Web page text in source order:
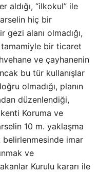
aldığı, “ilkokul” ile
hiç bir
alanı olmadığı,
bir ticaret
ve çayhanenin
bu tür kullanışlar
olmadığı, planın
düzenlendiği,
Koruma ve
10 m. yaklaşma
belirlenmesinde imar
ve
Kurulu kararı ile